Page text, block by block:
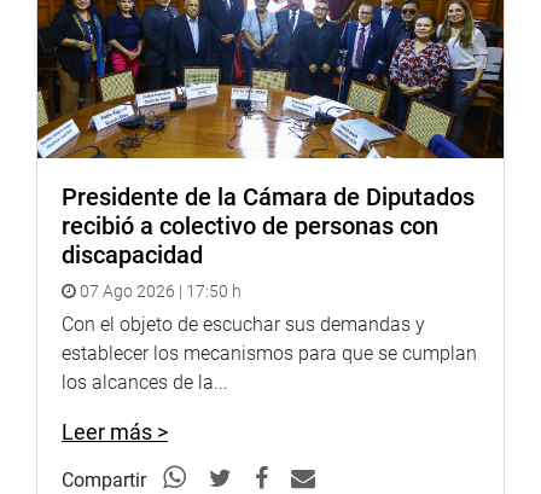
el exfiscal de la Nación, Carlos Ramos Heredia, por la
presunta comisión de los ilícitos penales de asociación
ilícita, abuso de autoridad e incumplimiento de los
deberes funcionales tipificados en los artículos 317º,
316º y 377º del Código Penal.
reprogramarse porque el ex fiscal ha remitido un
certificado médico solicitando que se fije otra fecha para
la audiencia por encontrarse mal de salud. “A fin de evitar
suspicacias y estar acorde con el debido proceso someto
al voto el requerimiento”, el cual fue aprobado por
unanimidad. (JON)
Síguenos en nuestra página web y redes sociales.
http://www.congreso.gob.pe/
Presidente de la Cámara de Diputados
recibió a colectivo de personas con
discapacidad
07 Ago 2026 | 17:50 h
Con el objeto de escuchar sus demandas y
establecer los mecanismos para que se cumplan
los alcances de la...
Leer más >
Compartir